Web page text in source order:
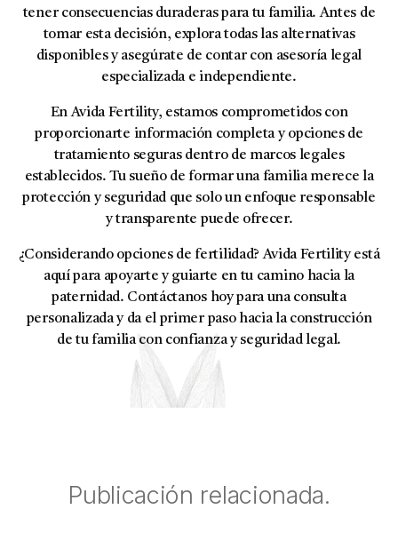
tener consecuencias duraderas para tu familia. Antes de
tomar esta decisión, explora todas las alternativas
disponibles y asegúrate de contar con asesoría legal
especializada e independiente.
En Avida Fertility, estamos comprometidos con
proporcionarte información completa y opciones de
tratamiento seguras dentro de marcos legales
establecidos. Tu sueño de formar una familia merece la
protección y seguridad que solo un enfoque responsable
y transparente puede ofrecer.
¿Considerando opciones de fertilidad? Avida Fertility está
aquí para apoyarte y guiarte en tu camino hacia la
paternidad. Contáctanos hoy para una consulta
personalizada y da el primer paso hacia la construcción
de tu familia con confianza y seguridad legal.
Publicación relacionada.